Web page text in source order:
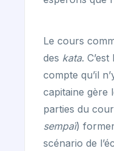
Le cours
des kata.
compte qu’il
capitaine gère
parties du
sempaï)
scénario de